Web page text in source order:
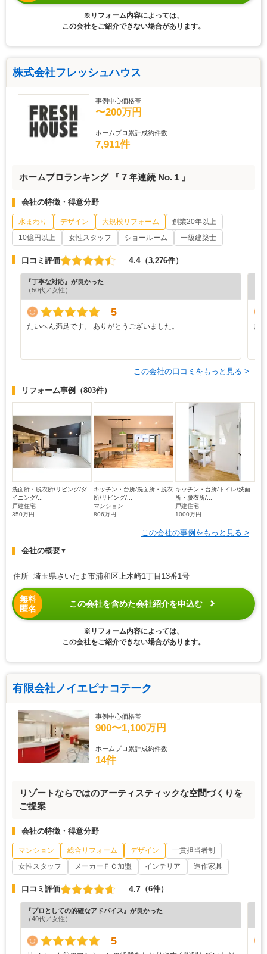
※リフォーム内容によっては、
この会社をご紹介できない場合があります。
株式会社フレッシュハウス
事例中心価格帯
〜200万円
ホームプロ累計成約件数
7,911件
ホームプロランキング 『７年連続 No.１』
会社の特徴・得意分野
水まわり デザイン 大規模リフォーム
創業20年以上
10億円以上
女性スタッフ ショールーム 一級建築士
口コミ評価 4.4 （3,276件）
『丁寧な対応』が良かった
（50代／女性）
5
たいへん満足です。 ありがとうございました。
施
この会社の口コミをもっと見る >
リフォーム事例 （803件）
洗面所・脱衣所/リビング/ダ
イニング/...
戸建住宅
350万円
キッチン・台所/洗面所・脱衣
所/リビング/...
マンション
806万円
キッチン・台所/トイレ/洗面
所・脱衣所/...
戸建住宅
1000万円
この会社の事例をもっと見る >
会社の概要▼
住所 埼玉県さいたま市浦和区上木崎1丁目13番1号
無料
匿名
この会社を含めた会社紹介を申込む
※リフォーム内容によっては、
この会社をご紹介できない場合があります。
有限会社ノイエピナコテーク
事例中心価格帯
900〜1,100万円
ホームプロ累計成約件数
14件
リゾートならではのアーティスティックな空間づくりを
ご提案
会社の特徴・得意分野
マンション 総合リフォーム デザイン
一貫担当者制
女性スタッフ
メーカーＦＣ加盟 インテリア 造作家具
口コミ評価 4.7 （6件）
『プロとしての的確なアドバイス』が良かった
（40代／女性）
5